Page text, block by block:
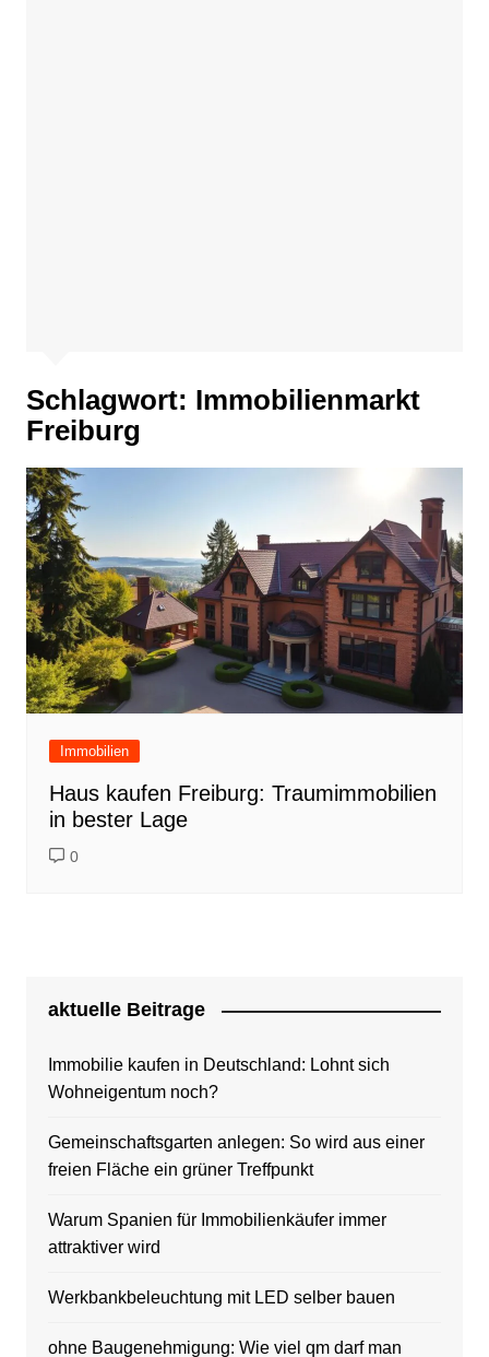
Schlagwort: Immobilienmarkt
Freiburg
Immobilien
Haus kaufen Freiburg: Traumimmobilien
in bester Lage
0
aktuelle Beitrage
Immobilie kaufen in Deutschland: Lohnt sich
Wohneigentum noch?
Gemeinschaftsgarten anlegen: So wird aus einer
freien Fläche ein grüner Treffpunkt
Warum Spanien für Immobilienkäufer immer
attraktiver wird
Werkbankbeleuchtung mit LED selber bauen
ohne Baugenehmigung: Wie viel qm darf man